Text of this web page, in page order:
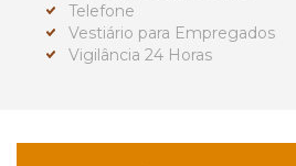
Telefone
Vestiário para Empregados
Vigilância 24 Horas